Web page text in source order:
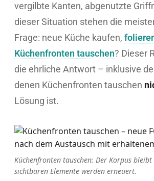
vergilbte Kanten, abgenutzte
dieser Situation stehen die
Frage: neue Küche kaufen,
Küchenfronten tauschen? Dieser
die ehrliche Antwort – inklusive
denen Küchenfronten tauschen
Lösung ist.
Küchenfronten tauschen: Der Korpus
sichtbaren Elemente werden erneuert.